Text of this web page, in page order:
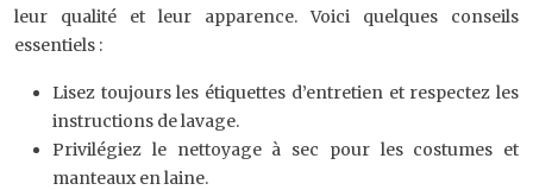
leur qualité et leur apparence. Voici quelques conseils
essentiels :
Lisez toujours les étiquettes d’entretien et respectez les
instructions de lavage.
Privilégiez le nettoyage à sec pour les costumes et
manteaux en laine.